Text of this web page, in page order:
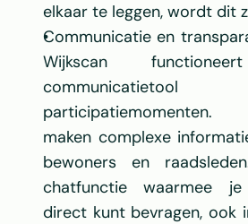
elkaar te leggen, wordt dit
Communicatie en
Wijkscan
participatiemomenten.
maken complexe
bewoners en
chatfunctie waarmee
direct kunt bevragen, ook